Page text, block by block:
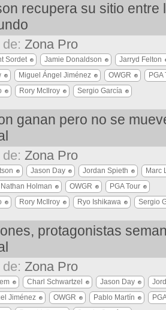
recupera su sitio entre
Zona Pro
Sordet Jamie Donaldson
Jarryd Felton
Miguel Ángel Jiménez OWGR
PGA
Rory McIlroy Sergio García
ganan pero no se
Zona Pro
Jason Day Jordan Spieth
Marc
Nathan Holman OWGR
PGA Tour
Rory McIlroy Ryo Ishikawa Sergio
protagonistas
Zona Pro
Charl Schwartzel Jason Day
Jiménez OWGR Pablo Martín